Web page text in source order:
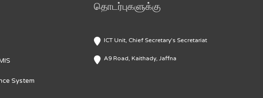
System
தொடர்புகளுக்கு
ICT Unit, Chief Secretary's Secretariat
A9 Road, Kaithady, Jaffna